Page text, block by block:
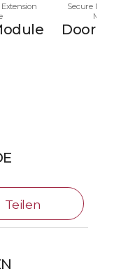
Secure
Door
Teilen